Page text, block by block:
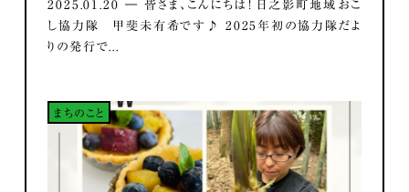
2025.01.20 ― 皆さま、こんにちは！ 日之影町地域おこ
し協力隊 甲斐未有希です♪ 2025年初の協力隊だよ
りの発行で...
まちのこと